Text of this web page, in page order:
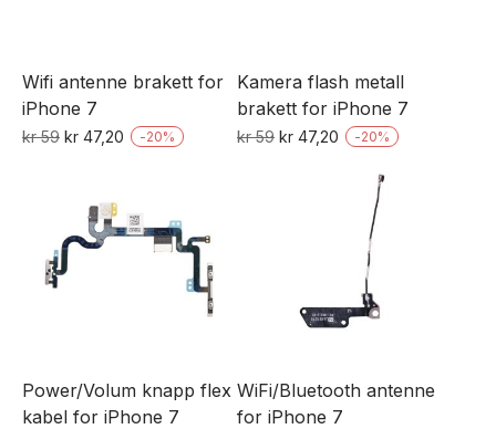
Wifi antenne brakett for
iPhone 7
kr59 Opprinnelig
kr 59.
kr 47,20 Nåværende
kr 47,20.
-20%
Kamera flash metall
brakett for iPhone 7
kr59 Opprinnelig
kr 47,20 Nåværende
kr 47,20.
-20%
Power/Volum knapp flex
kabel for iPhone 7
WiFi/Bluetooth antenne
for iPhone 7